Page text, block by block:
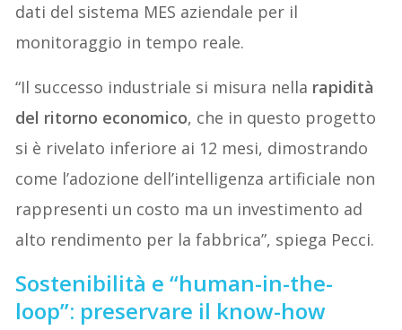
dati del sistema MES aziendale per il
monitoraggio in tempo reale.
“Il successo industriale si misura nella rapidità
del ritorno economico, che in questo progetto
si è rivelato inferiore ai 12 mesi, dimostrando
come l’adozione dell’intelligenza artificiale non
rappresenti un costo ma un investimento ad
alto rendimento per la fabbrica”, spiega Pecci.
Sostenibilità e “human-in-the-
loop”: preservare il know-how